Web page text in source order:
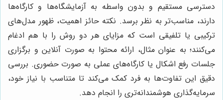
دسترسی مستقیم و بدون واسطه به آزمایشگاه‌ها و کارگاه‌ها
دارند، مناسب‌تر به نظر برسد. نکته حائز اهمیت، ظهور مدل‌های
ترکیبی یا تلفیقی است که مزایای هر دو روش را با هم ادغام
می‌کنند؛ به عنوان مثال، ارائه محتوا به صورت آنلاین و برگزاری
جلسات رفع اشکال یا کارگاه‌های عملی به صورت حضوری. بررسی
دقیق این تفاوت‌ها به فرد کمک می‌کند تا متناسب با نیاز خود،
سرمایه‌گذاری هوشمندانه‌تری را انجام دهد.